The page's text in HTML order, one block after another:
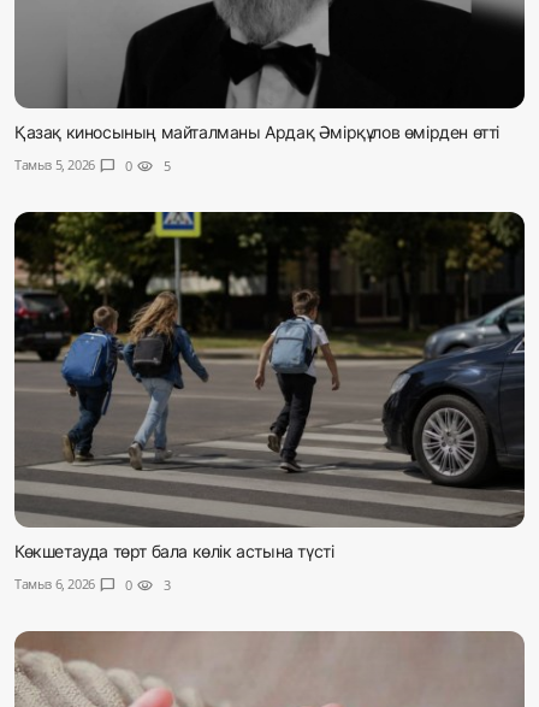
Қазақ киносының майталманы Ардақ Әмірқұлов өмірден өтті
Тамыз 5, 2026 chat_bubble 0 visibility 5
Көкшетауда төрт бала көлік астына түсті
Тамыз 6, 2026 chat_bubble 0 visibility 3